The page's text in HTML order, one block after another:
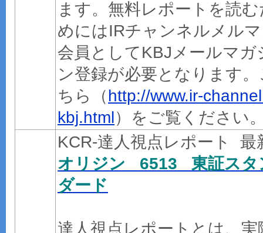
ます。無料レポートを読む
めにはIRチャンネルメル
会員としてKBJメールマガ
ン登録が必要となります。
ちら（http://www.ir-
kbj.html）をご覧ください
KCR-達人視点レポート
オリジン 6513 東証スタ
ダード
達人視点レポートとは、実